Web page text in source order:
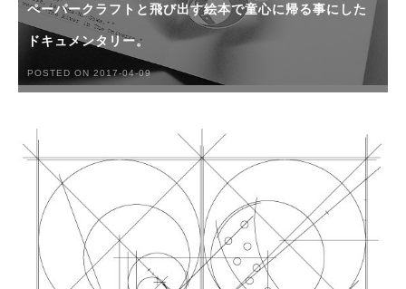
ペーパークラフトと飛び出す絵本で童心に帰る事にした
ドキュメンタリー。
POSTED ON 2017-04-09